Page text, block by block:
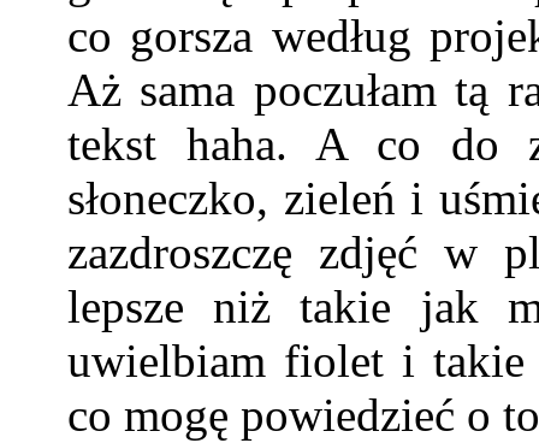
co gorsza według
Aż sama poczułam tą
tekst haha. A co do
słoneczko, zieleń i
zazdroszczę zdjęć w
lepsze niż takie jak
uwielbiam fiolet i takie
co mogę powiedzieć o